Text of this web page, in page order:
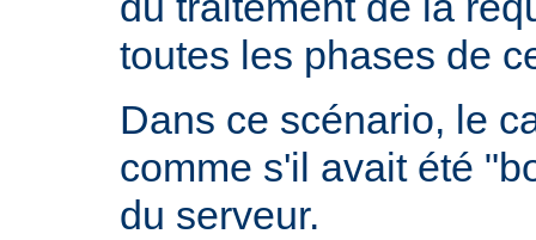
toutes les phases de
Dans ce scénario, le
comme s'il avait été
du serveur.